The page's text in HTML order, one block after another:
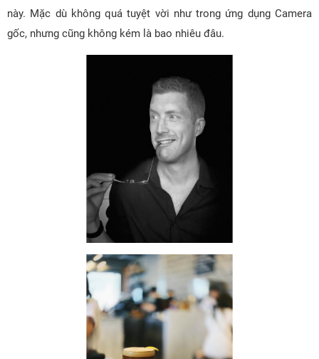
này. Mặc dù không quá tuyệt vời như trong ứng dụng Camera
gốc, nhưng cũng không kém là bao nhiêu đâu.